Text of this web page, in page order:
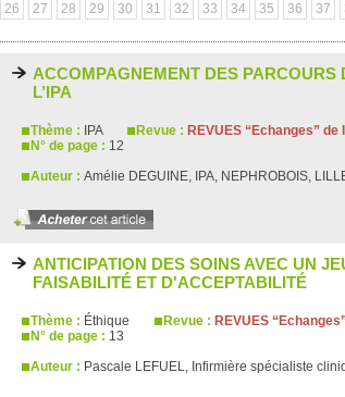
26
27 28 29 30 31 32 33 34 35 36 37
ACCOMPAGNEMENT DES
L’IPA
Thème : IPA Revue : REVUES “Echanges” de
N° de page : 12
Auteur : Amélie DEGUINE, IPA, NEPHROBOIS,
ANTICIPATION DES SOINS AVEC UN
FAISABILITÉ ET D'ACCEPTABILITÉ
Thème : Éthique Revue : REVUES
N° de page : 13
Auteur : Pascale LEFUEL, Infirmière spécialiste